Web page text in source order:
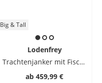
Big & Tall
Lodenfrey
Trachtenjanker mit Fischgrätstruktur und Metallknöpfen
ab 459,99 €